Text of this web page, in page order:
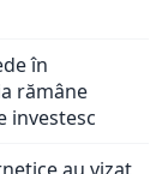
în
rămâne
investesc